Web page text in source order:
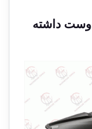
داشته